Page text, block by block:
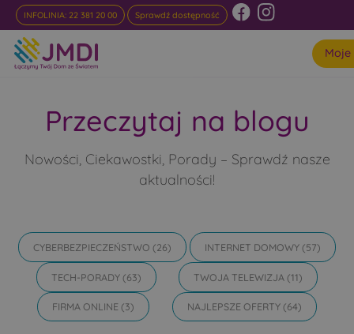
INFOLINIA: 22 381 20 00 Sprawdź dostępność
Przeczytaj na blogu
Nowości, Ciekawostki, Porady – Sprawdź nasze
aktualności!
CYBERBEZPIECZEŃSTWO (26) INTERNET DOMOWY(57)
TECH-PORADY(63) TWOJA TELEWIZJA(11)
FIRMA ONLINE(3) NAJLEPSZE OFERTY(64)